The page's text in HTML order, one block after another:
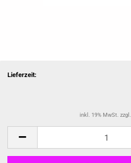
Lieferzeit:
inkl. 19% MwSt. zzgl.